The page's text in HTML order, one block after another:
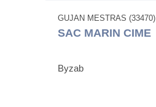
GUJAN MESTRAS (33470)
SAC MARIN CIME
Byzab